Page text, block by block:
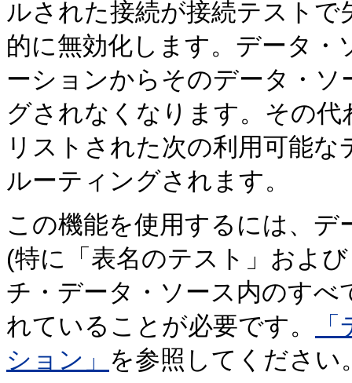
ルされた接続が接続テスト
的に無効化します。データ
ーションからそのデータ・
グされなくなります。その
リストされた次の利用可能
ルーティングされます。
この機能を使用するには、
(特に「表名のテスト」およ
チ・データ・ソース内のす
れていることが必要です。
ション」 を参照してください